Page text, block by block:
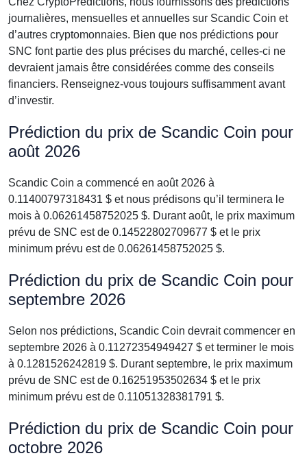
journalières, mensuelles et annuelles sur Scandic Coin et
d’autres cryptomonnaies. Bien que nos prédictions pour
SNC font partie des plus précises du marché, celles-ci ne
devraient jamais être considérées comme des conseils
financiers. Renseignez-vous toujours suffisamment avant
d’investir.
Prédiction du prix de Scandic Coin pour
août 2026
Scandic Coin a commencé en août 2026 à
0.11400797318431 $ et nous prédisons qu’il terminera le
mois à 0.06261458752025 $. Durant août, le prix maximum
prévu de SNC est de 0.14522802709677 $ et le prix
minimum prévu est de 0.06261458752025 $.
Prédiction du prix de Scandic Coin pour
septembre 2026
Selon nos prédictions, Scandic Coin devrait commencer en
septembre 2026 à 0.11272354949427 $ et terminer le mois
à 0.1281526242819 $. Durant septembre, le prix maximum
prévu de SNC est de 0.16251953502634 $ et le prix
minimum prévu est de 0.11051328381791 $.
Prédiction du prix de Scandic Coin pour
octobre 2026